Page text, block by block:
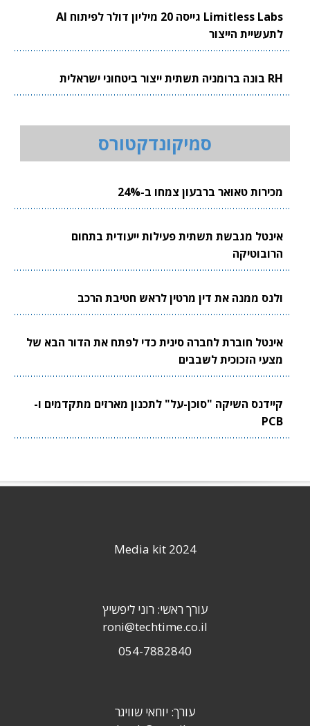
Limitless Labs גייסה 20 מיליון דולר לפיתוח AI
לתעשיית הייצור
RH בונה ברומניה תשתית ייצור ביטחוני ישראלית
סמיקונדקטורס
מכירות טאואר ברבעון צמחו ב-24%
אינטל מגבשת תשתית פעילות ייעודית בתחום
הרובוטיקה
ולנס ממנה את דין מרטין לראש חטיבת הרכב
אינטל חוברת לחברה סינית כדי לפתח את הדור הבא של
מצעי הזכוכית לשבבים
קיידנס השיקה "סוכן-על" לתכנון מארזים מתקדמים ו-
PCB
Media kit 2024
עורך ראשי: רוני ליפשיץ
roni@techtime.co.il
054-7882840
עורך: יוחאי שוויגר